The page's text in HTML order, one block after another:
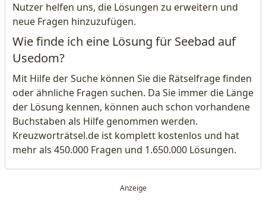
Nutzer helfen uns, die Lösungen zu erweitern und
neue Fragen hinzuzufügen.
Wie finde ich eine Lösung für Seebad auf
Usedom?
Mit Hilfe der Suche können Sie die Rätselfrage finden
oder ähnliche Fragen suchen. Da Sie immer die Länge
der Lösung kennen, können auch schon vorhandene
Buchstaben als Hilfe genommen werden.
Kreuzworträtsel.de ist komplett kostenlos und hat
mehr als 450.000 Fragen und 1.650.000 Lösungen.